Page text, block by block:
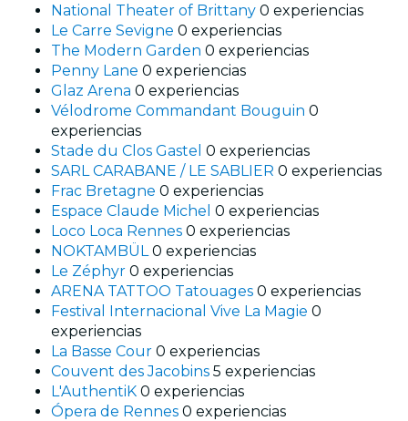
National Theater of Brittany 0 experiencias
Le Carre Sevigne 0 experiencias
The Modern Garden 0 experiencias
Penny Lane 0 experiencias
Glaz Arena 0 experiencias
Vélodrome Commandant Bouguin 0
experiencias
Stade du Clos Gastel 0 experiencias
SARL CARABANE / LE SABLIER 0 experiencias
Frac Bretagne 0 experiencias
Espace Claude Michel 0 experiencias
Loco Loca Rennes 0 experiencias
NOKTAMBÜL 0 experiencias
Le Zéphyr 0 experiencias
ARENA TATTOO Tatouages 0 experiencias
Festival Internacional Vive La Magie 0
experiencias
La Basse Cour 0 experiencias
Couvent des Jacobins 5 experiencias
L'AuthentiK 0 experiencias
Ópera de Rennes 0 experiencias